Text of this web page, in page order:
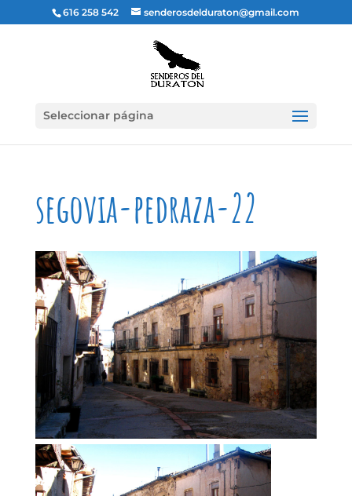
616 258 542 senderosdelduraton@gmail.com
Seleccionar página
segovia-pedraza-22